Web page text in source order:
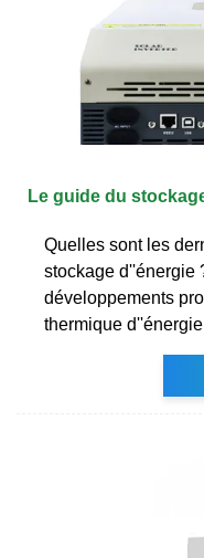
Le guide du
Quelles sont les
stockage d''énergie
développements
thermique